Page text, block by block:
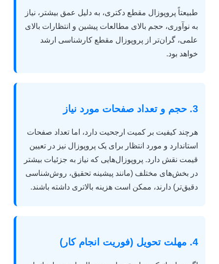
طبیعتاً پروپوزال مقطع دکتری، به دلیل عمق بیشتر، نیاز
به نوآوری، حجم بالای مطالعات پیشین و انتظارات بالای
علمی، گران‌تر از پروپوزال مقطع کارشناسی ارشد
خواهد بود.
3. حجم و تعداد صفحات مورد نیاز
هرچند کیفیت بر کمیت ارجحیت دارد، اما تعداد صفحات
استاندارد و مورد انتظار برای یک پروپوزال نیز در تعیین
قیمت نقش دارد. پروپوزال‌هایی که نیاز به جزئیات بیشتر
در بخش‌های مختلف (مانند پیشینه تحقیق، روش‌شناسی
دقیق‌تر) دارند، ممکن است هزینه بالاتری داشته باشند.
4. مهلت تحویل (فوریت انجام کار)